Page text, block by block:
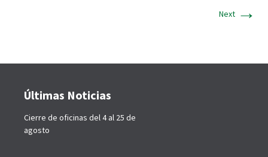
Next →
Últimas Noticias
Cierre de oficinas del 4 al 25 de
agosto